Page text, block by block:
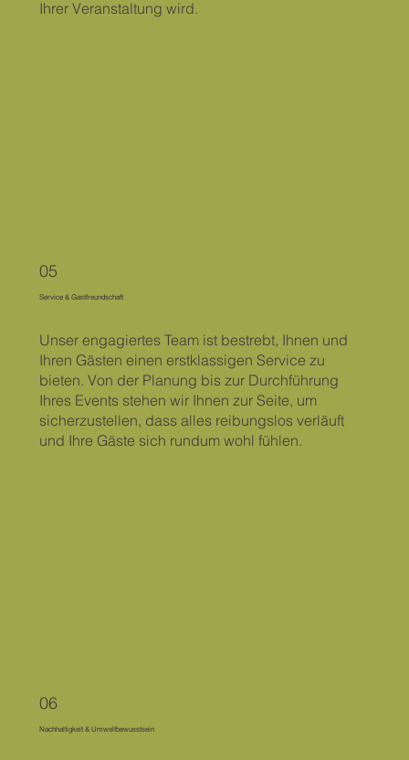
Ihrer Veranstaltung wird.
05
Service & Gastfreundschaft
Unser engagiertes Team ist bestrebt, Ihnen und
Ihren Gästen einen erstklassigen Service zu
bieten. Von der Planung bis zur Durchführung
Ihres Events stehen wir Ihnen zur Seite, um
sicherzustellen, dass alles reibungslos verläuft
und Ihre Gäste sich rundum wohl fühlen.
06
Nachhaltigkeit & Umweltbewusstsein